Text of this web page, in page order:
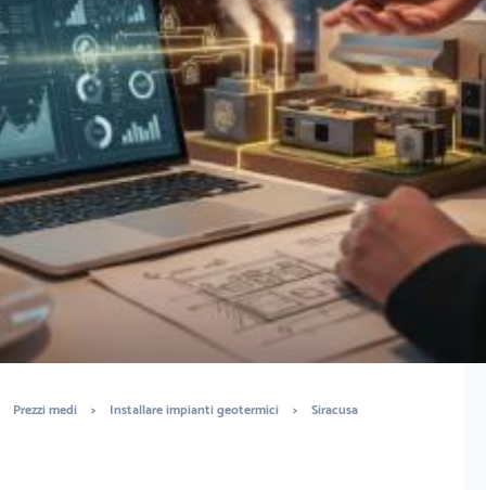
Il costo medio per installare impianti
geotermici va da15000€ a 60000€
Vuoi sapere il prezzo preciso per installare impianti geotermici?
Ottieni preventivi gratuiti.
È completamente gratuito
Trova impiantisti
Prezzi medi > Installare impianti geotermici > Siracusa